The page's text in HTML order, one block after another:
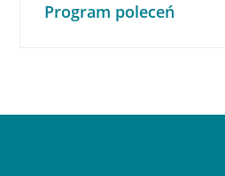
Program poleceń